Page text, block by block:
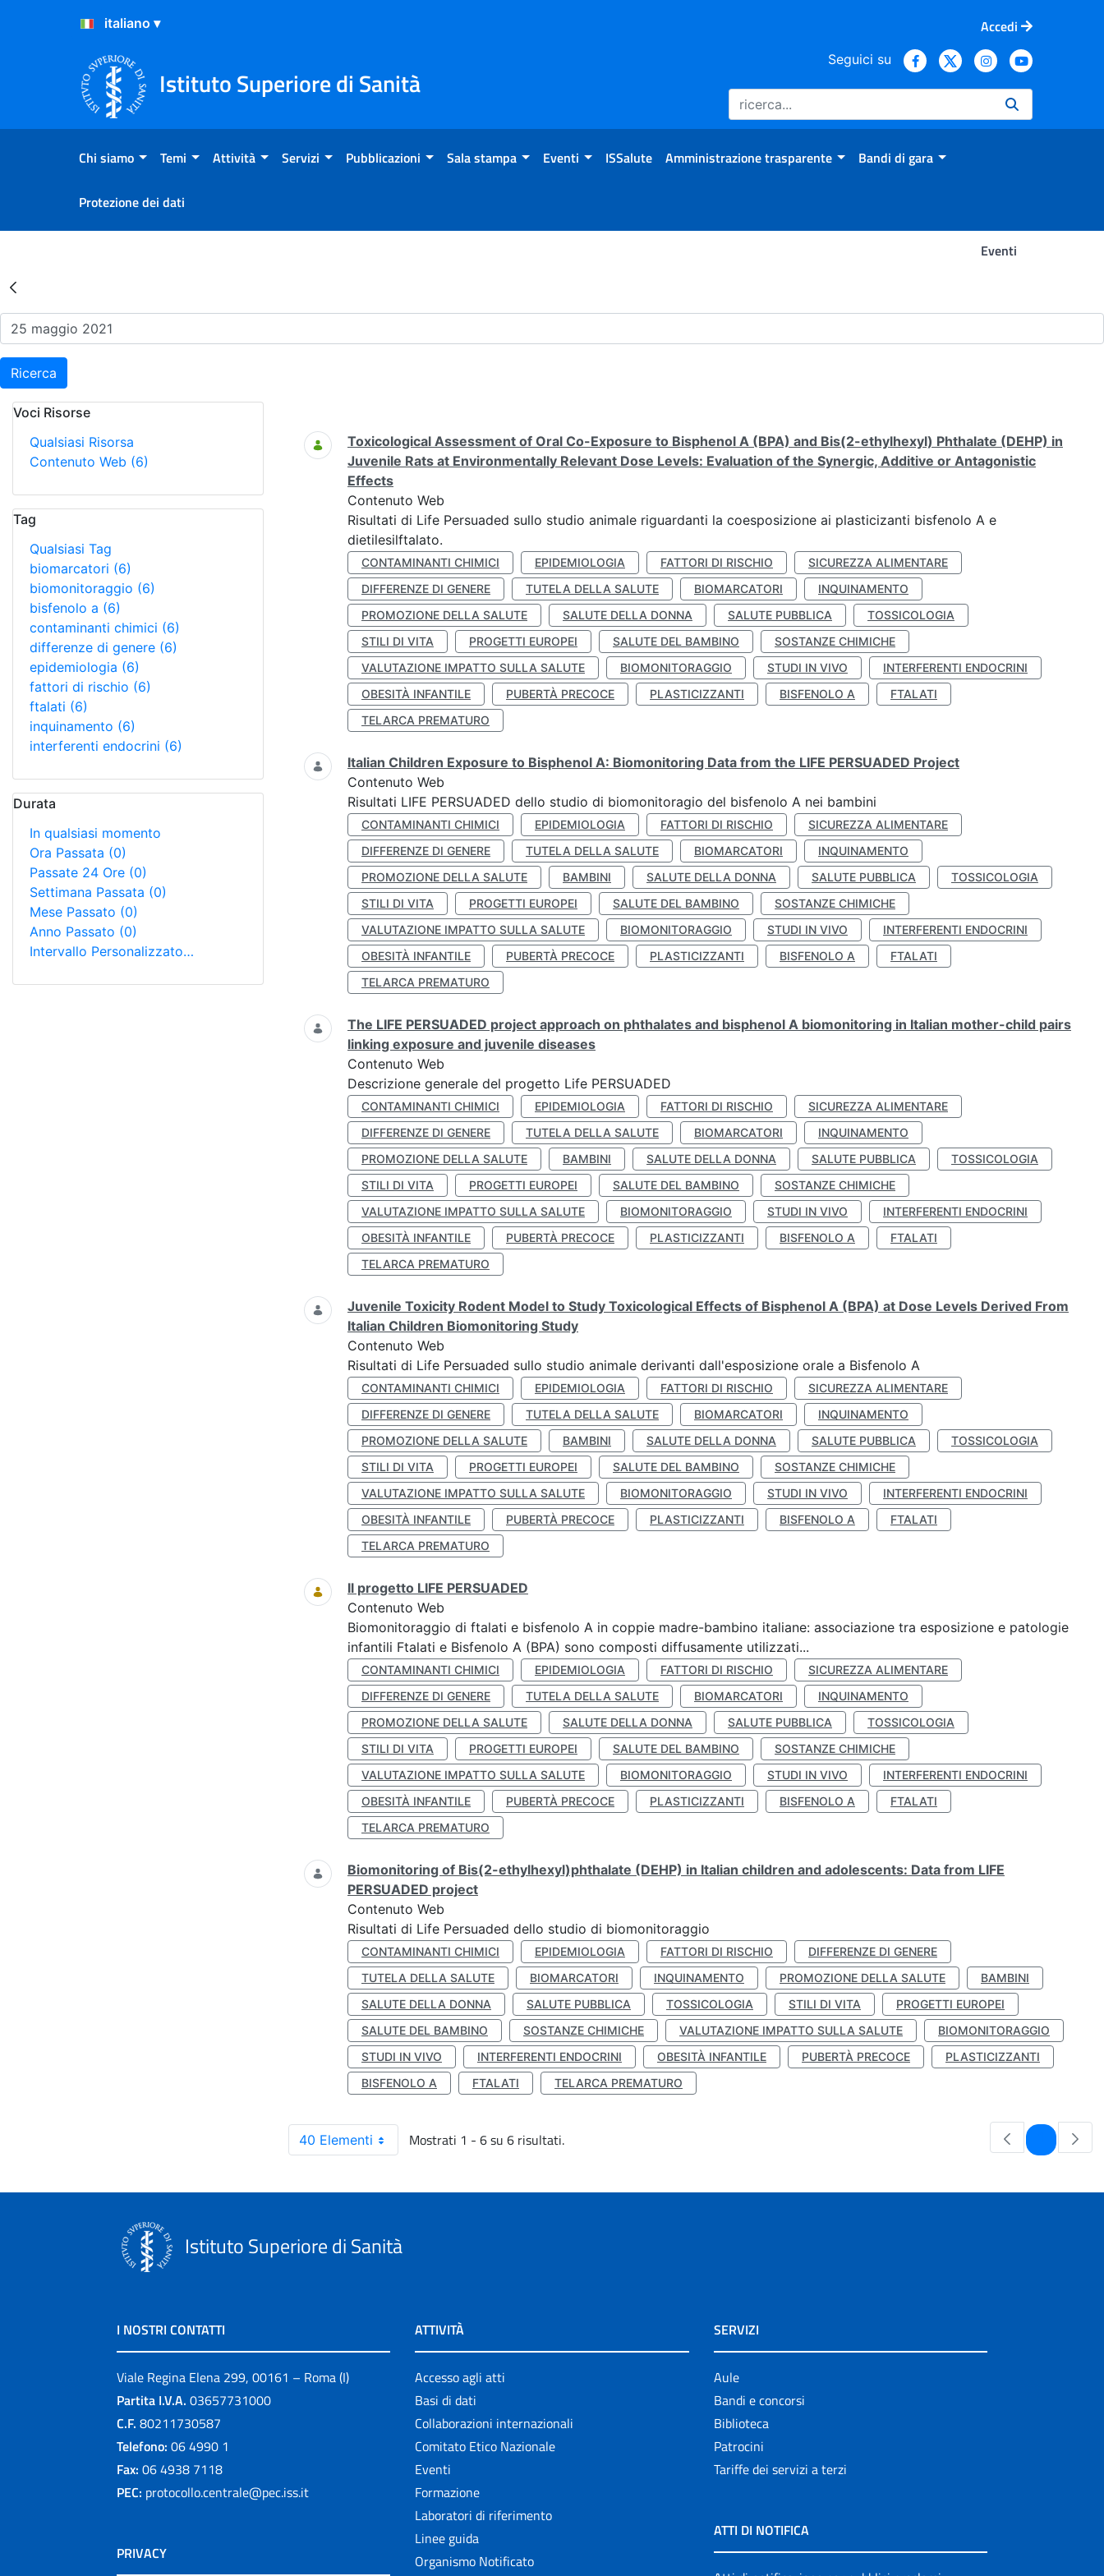
Salta al Contenuto
Salta al Footer
Accedi
Istituto Superiore di Sanità
Seguici su
Chi siamo Temi Attività Servizi Pubblicazioni Sala stampa Eventi ISSalute Amministrazione trasparente Bandi di gara
Protezione dei dati
Eventi
Risultati della Ricerca - Eventi
Ricerca
Voci Risorse
Qualsiasi Risorsa
Contenuto Web (6)
Tag
Qualsiasi Tag
biomarcatori (6)
biomonitoraggio (6)
bisfenolo a (6)
contaminanti chimici (6)
differenze di genere (6)
epidemiologia (6)
fattori di rischio (6)
ftalati (6)
inquinamento (6)
interferenti endocrini (6)
Durata
In qualsiasi momento
Ora Passata (0)
Passate 24 Ore (0)
Settimana Passata (0)
Mese Passato (0)
Anno Passato (0)
Intervallo Personalizzato…
Ricerca
Toxicological Assessment of Oral Co-Exposure to Bisphenol A (BPA) and Bis(2-ethylhexyl) Phthalate (DEHP) in
Juvenile Rats at Environmentally Relevant Dose Levels: Evaluation of the Synergic, Additive or Antagonistic
Effects
Contenuto Web
Risultati di Life Persuaded sullo studio animale riguardanti la coesposizione ai plasticizanti bisfenolo A e
dietilesilftalato.
CONTAMINANTI CHIMICI EPIDEMIOLOGIA FATTORI DI RISCHIO
SICUREZZA ALIMENTARE
DIFFERENZE DI GENERE
TUTELA DELLA SALUTE BIOMARCATORI
INQUINAMENTO
PROMOZIONE DELLA SALUTE
SALUTE DELLA DONNA SALUTE PUBBLICA
TOSSICOLOGIA
STILI DI VITA
PROGETTI EUROPEI SALUTE DEL BAMBINO
SOSTANZE CHIMICHE
VALUTAZIONE IMPATTO SULLA SALUTE
BIOMONITORAGGIO STUDI IN VIVO
INTERFERENTI ENDOCRINI
OBESITÀ INFANTILE
PUBERTÀ PRECOCE PLASTICIZZANTI BISFENOLO A
FTALATI
TELARCA PREMATURO
Italian Children Exposure to Bisphenol A: Biomonitoring Data from the LIFE PERSUADED Project
Contenuto Web
Risultati LIFE PERSUADED dello studio di biomonitoragio del bisfenolo A nei bambini
CONTAMINANTI CHIMICI EPIDEMIOLOGIA FATTORI DI RISCHIO
SICUREZZA ALIMENTARE
DIFFERENZE DI GENERE
TUTELA DELLA SALUTE BIOMARCATORI
INQUINAMENTO
PROMOZIONE DELLA SALUTE
BAMBINI SALUTE DELLA DONNA SALUTE PUBBLICA
TOSSICOLOGIA
STILI DI VITA
PROGETTI EUROPEI SALUTE DEL BAMBINO
SOSTANZE CHIMICHE
VALUTAZIONE IMPATTO SULLA SALUTE
BIOMONITORAGGIO STUDI IN VIVO
INTERFERENTI ENDOCRINI
OBESITÀ INFANTILE
PUBERTÀ PRECOCE PLASTICIZZANTI BISFENOLO A
FTALATI
TELARCA PREMATURO
The LIFE PERSUADED project approach on phthalates and bisphenol A biomonitoring in Italian mother-child pairs
linking exposure and juvenile diseases
Contenuto Web
Descrizione generale del progetto Life PERSUADED
CONTAMINANTI CHIMICI EPIDEMIOLOGIA FATTORI DI RISCHIO
SICUREZZA ALIMENTARE
DIFFERENZE DI GENERE
TUTELA DELLA SALUTE BIOMARCATORI
INQUINAMENTO
PROMOZIONE DELLA SALUTE
BAMBINI SALUTE DELLA DONNA SALUTE PUBBLICA
TOSSICOLOGIA
STILI DI VITA
PROGETTI EUROPEI SALUTE DEL BAMBINO
SOSTANZE CHIMICHE
VALUTAZIONE IMPATTO SULLA SALUTE
BIOMONITORAGGIO STUDI IN VIVO
INTERFERENTI ENDOCRINI
OBESITÀ INFANTILE
PUBERTÀ PRECOCE PLASTICIZZANTI BISFENOLO A
FTALATI
TELARCA PREMATURO
Juvenile Toxicity Rodent Model to Study Toxicological Effects of Bisphenol A (BPA) at Dose Levels Derived From
Italian Children Biomonitoring Study
Contenuto Web
Risultati di Life Persuaded sullo studio animale derivanti dall'esposizione orale a Bisfenolo A
CONTAMINANTI CHIMICI EPIDEMIOLOGIA FATTORI DI RISCHIO
SICUREZZA ALIMENTARE
DIFFERENZE DI GENERE
TUTELA DELLA SALUTE BIOMARCATORI
INQUINAMENTO
PROMOZIONE DELLA SALUTE
BAMBINI SALUTE DELLA DONNA SALUTE PUBBLICA
TOSSICOLOGIA
STILI DI VITA
PROGETTI EUROPEI SALUTE DEL BAMBINO
SOSTANZE CHIMICHE
VALUTAZIONE IMPATTO SULLA SALUTE
BIOMONITORAGGIO STUDI IN VIVO
INTERFERENTI ENDOCRINI
OBESITÀ INFANTILE
PUBERTÀ PRECOCE PLASTICIZZANTI BISFENOLO A
FTALATI
TELARCA PREMATURO
Il progetto LIFE PERSUADED
Contenuto Web
Biomonitoraggio di ftalati e bisfenolo A in coppie madre-bambino italiane: associazione tra esposizione e patologie
infantili Ftalati e Bisfenolo A (BPA) sono composti diffusamente utilizzati...
CONTAMINANTI CHIMICI EPIDEMIOLOGIA FATTORI DI RISCHIO
SICUREZZA ALIMENTARE
DIFFERENZE DI GENERE
TUTELA DELLA SALUTE BIOMARCATORI
INQUINAMENTO
PROMOZIONE DELLA SALUTE
SALUTE DELLA DONNA SALUTE PUBBLICA
TOSSICOLOGIA
STILI DI VITA
PROGETTI EUROPEI SALUTE DEL BAMBINO
SOSTANZE CHIMICHE
VALUTAZIONE IMPATTO SULLA SALUTE
BIOMONITORAGGIO STUDI IN VIVO
INTERFERENTI ENDOCRINI
OBESITÀ INFANTILE
PUBERTÀ PRECOCE PLASTICIZZANTI BISFENOLO A
FTALATI
TELARCA PREMATURO
Biomonitoring of Bis(2-ethylhexyl)phthalate (DEHP) in Italian children and adolescents: Data from LIFE
PERSUADED project
Contenuto Web
Risultati di Life Persuaded dello studio di biomonitoraggio
CONTAMINANTI CHIMICI EPIDEMIOLOGIA FATTORI DI RISCHIO
DIFFERENZE DI GENERE
TUTELA DELLA SALUTE
BIOMARCATORI INQUINAMENTO PROMOZIONE DELLA SALUTE
BAMBINI
SALUTE DELLA DONNA
SALUTE PUBBLICA TOSSICOLOGIA STILI DI VITA
PROGETTI EUROPEI
SALUTE DEL BAMBINO
SOSTANZE CHIMICHE VALUTAZIONE IMPATTO SULLA SALUTE
BIOMONITORAGGIO
STUDI IN VIVO
INTERFERENTI ENDOCRINI OBESITÀ INFANTILE PUBERTÀ PRECOCE
PLASTICIZZANTI
BISFENOLO A
FTALATI TELARCA PREMATURO
40 Elementi Mostrati 1 - 6 su 6 risultati. Pagina
Istituto Superiore di Sanità
I NOSTRI CONTATTI
Viale Regina Elena 299, 00161 – Roma (I)
Partita I.V.A. 03657731000
C.F. 80211730587
Telefono: 06 4990 1
Fax: 06 4938 7118
PEC: protocollo.centrale@pec.iss.it
PRIVACY
ATTIVITÀ
Accesso agli atti
Basi di dati
Collaborazioni internazionali
Comitato Etico Nazionale
Eventi
Formazione
Laboratori di riferimento
Linee guida
Organismo Notificato
SERVIZI
Aule
Bandi e concorsi
Biblioteca
Patrocini
Tariffe dei servizi a terzi
ATTI DI NOTIFICA